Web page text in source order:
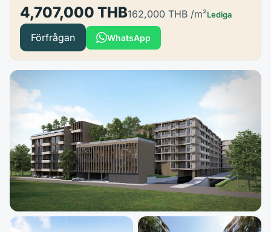
4,707,000 THB162,000 THB /m²Lediga
Förfrågan WhatsApp